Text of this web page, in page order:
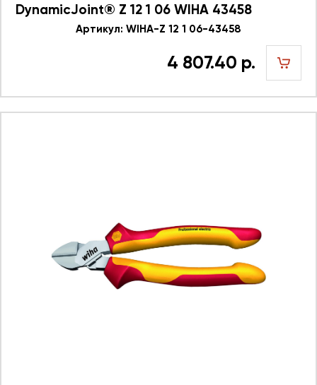
DynamicJoint® Z 12 1 06 WIHA 43458
Артикул: WIHA-Z 12 1 06-43458
4 807.40 р.